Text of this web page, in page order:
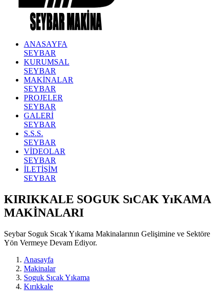
ANASAYFA
SEYBAR
KURUMSAL
SEYBAR
MAKİNALAR
SEYBAR
PROJELER
SEYBAR
GALERİ
SEYBAR
S.S.S.
SEYBAR
VİDEOLAR
SEYBAR
İLETİŞİM
SEYBAR
KIRIKKALE SOGUK SıCAK YıKAMA
MAKİNALARI
Seybar Soguk Sıcak Yıkama Makinalarının Gelişimine ve Sektöre
Yön Vermeye Devam Ediyor.
Anasayfa
Makinalar
Soguk Sıcak Yıkama
Kırıkkale